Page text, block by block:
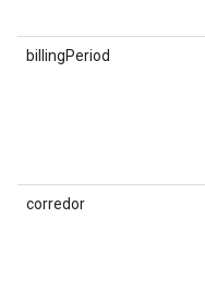
billingPeriod
corredor